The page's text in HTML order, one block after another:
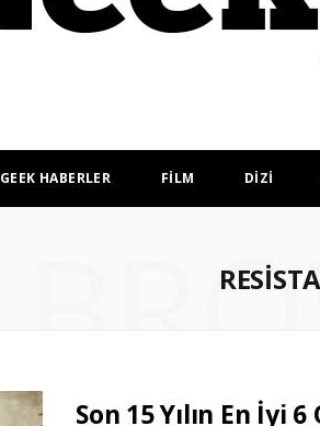
GEEK HABERLER FİLM DİZİ
Son 15 Yılın En İyi